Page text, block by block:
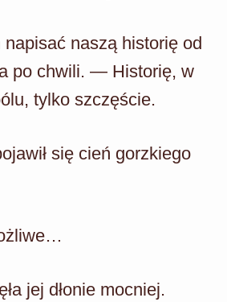
naszą historię od
po chwili. — Historię, w
tylko szczęście.
się cień gorzkiego
jej dłonie mocniej.